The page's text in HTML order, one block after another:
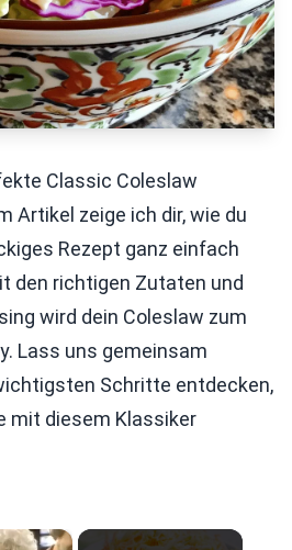
Classic Coleslaw
Artikel zeige ich dir, wie du
Rezept ganz einfach
den richtigen Zutaten und
wird dein Coleslaw zum
Lass uns gemeinsam
Schritte entdecken,
mit diesem Klassiker
×